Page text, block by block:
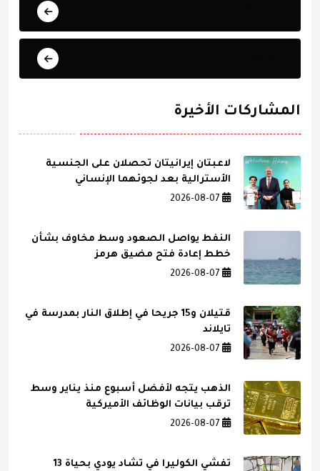
المشاركات الأخيرة
لاعبتان إيرانيتان تحصلان على الجنسية
الأسترالية بعد لجوئهما الإنساني
النفط يواصل الصعود وسط مخاوف بشأن
خطط إعادة فتح مضيق هرمز
قتيلان و15 جريحا في إطلاق النار بمدرسة في
تايلاند
الذهب يتجه لأفضل أسبوع منذ يناير وسط
ترقب بيانات الوظائف الأميركية
تفشي الكوليرا في تشاد يودي بحياة 13